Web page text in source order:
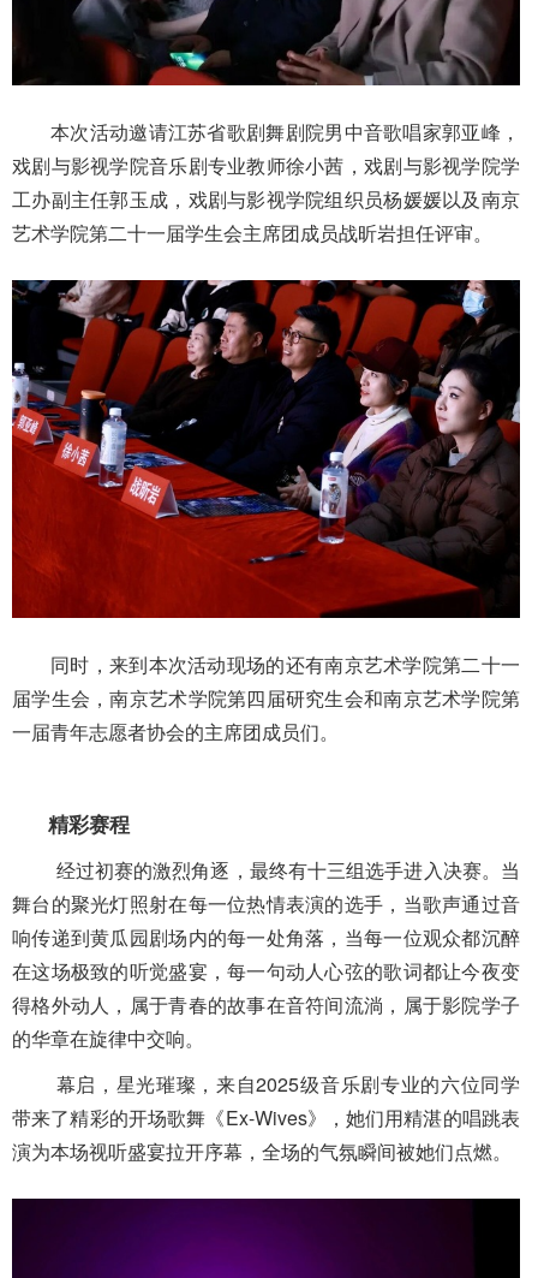
本次活动邀请江苏省歌剧舞剧院男中音歌唱家郭亚峰，
戏剧与影视学院音乐剧专业教师徐小茜，戏剧与影视学院学
工办副主任郭玉成，戏剧与影视学院组织员杨媛媛以及南京
艺术学院第二十一届学生会主席团成员战昕岩担任评审。
同时，来到本次活动现场的还有南京艺术学院第二十一
届学生会，南京艺术学院第四届研究生会和南京艺术学院第
一届青年志愿者协会的主席团成员们。
精彩赛程
经过初赛的激烈角逐，最终有十三组选手进入决赛。当
舞台的聚光灯照射在每一位热情表演的选手，当歌声通过音
响传递到黄瓜园剧场内的每一处角落，当每一位观众都沉醉
在这场极致的听觉盛宴，每一句动人心弦的歌词都让今夜变
得格外动人，属于青春的故事在音符间流淌，属于影院学子
的华章在旋律中交响。
幕启，星光璀璨，来自2025级音乐剧专业的六位同学
带来了精彩的开场歌舞《Ex-Wives》，她们用精湛的唱跳表
演为本场视听盛宴拉开序幕，全场的气氛瞬间被她们点燃。